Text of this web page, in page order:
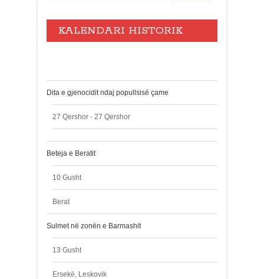
KALENDARI HISTORIK
Dita e gjenocidit ndaj popullsisë çame
27 Qershor - 27 Qershor
Beteja e Beratit
10 Gusht
Berat
Sulmet në zonën e Barmashit
13 Gusht
Ersekë, Leskovik